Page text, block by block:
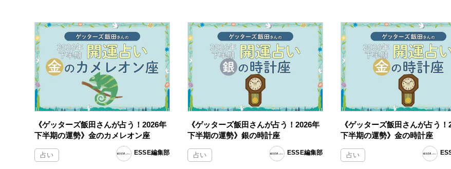
《ゲッターズ飯田さんが占う！2026年
下半期の運勢》金のカメレオン座
占い ESSE編集部
《ゲッターズ飯田さんが占う！2026年
下半期の運勢》銀の時計座
占い ESSE編集部
《ゲッターズ飯田さんが占う！
下半期の運勢》金の時計座
占い